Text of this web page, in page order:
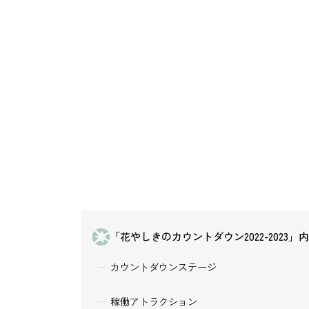
「花やしきのカウントダウン2022-2023」
カウントダウンステージ
稼働アトラクション